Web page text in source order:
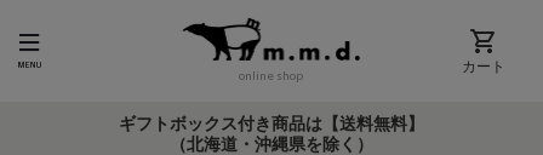
online shop カート
ギフトボックス付き商品は【送料無料】
（北海道・沖縄県を除く）